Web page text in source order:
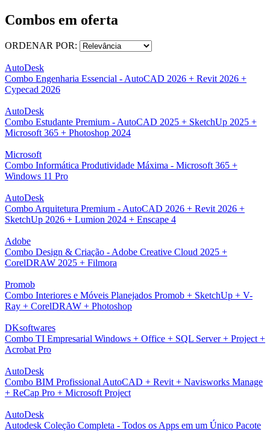
Combos em oferta
ORDENAR POR:
AutoDesk
Combo Engenharia Essencial - AutoCAD 2026 + Revit 2026 +
Cypecad 2026
AutoDesk
Combo Estudante Premium - AutoCAD 2025 + SketchUp 2025 +
Microsoft 365 + Photoshop 2024
Microsoft
Combo Informática Produtividade Máxima - Microsoft 365 +
Windows 11 Pro
AutoDesk
Combo Arquitetura Premium - AutoCAD 2026 + Revit 2026 +
SketchUp 2026 + Lumion 2024 + Enscape 4
Adobe
Combo Design & Criação - Adobe Creative Cloud 2025 +
CorelDRAW 2025 + Filmora
Promob
Combo Interiores e Móveis Planejados Promob + SketchUp + V-
Ray + CorelDRAW + Photoshop
DKsoftwares
Combo TI Empresarial Windows + Office + SQL Server + Project +
Acrobat Pro
AutoDesk
Combo BIM Profissional AutoCAD + Revit + Navisworks Manage
+ ReCap Pro + Microsoft Project
AutoDesk
Autodesk Coleção Completa - Todos os Apps em um Único Pacote